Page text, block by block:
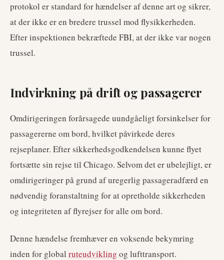
protokol er standard for hændelser af denne art og sikrer,
at der ikke er en bredere trussel mod flysikkerheden.
Efter inspektionen bekræftede FBI, at der ikke var nogen
trussel.
Indvirkning på drift og passagerer
Omdirigeringen forårsagede uundgåeligt forsinkelser for
passagererne om bord, hvilket påvirkede deres
rejseplaner. Efter sikkerhedsgodkendelsen kunne flyet
fortsætte sin rejse til Chicago. Selvom det er ubelejligt, er
omdirigeringer på grund af uregerlig passageradfærd en
nødvendig foranstaltning for at opretholde sikkerheden
og integriteten af flyrejser for alle om bord.
Denne hændelse fremhæver en voksende bekymring
inden for global ruteudvikling og lufttransport.